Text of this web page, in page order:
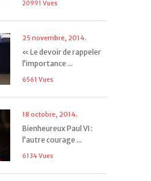
20991 Vues
25 novembre, 2014.
« Le devoir de rappeler
l’importance ...
6561 Vues
18 octobre, 2014.
Bienheureux Paul VI :
l’autre courage ...
6134 Vues